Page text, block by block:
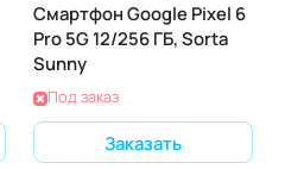
Смартфон Google Pixel 6
Pro 5G 12/256 ГБ, Sorta
Sunny
Под заказ
Заказать